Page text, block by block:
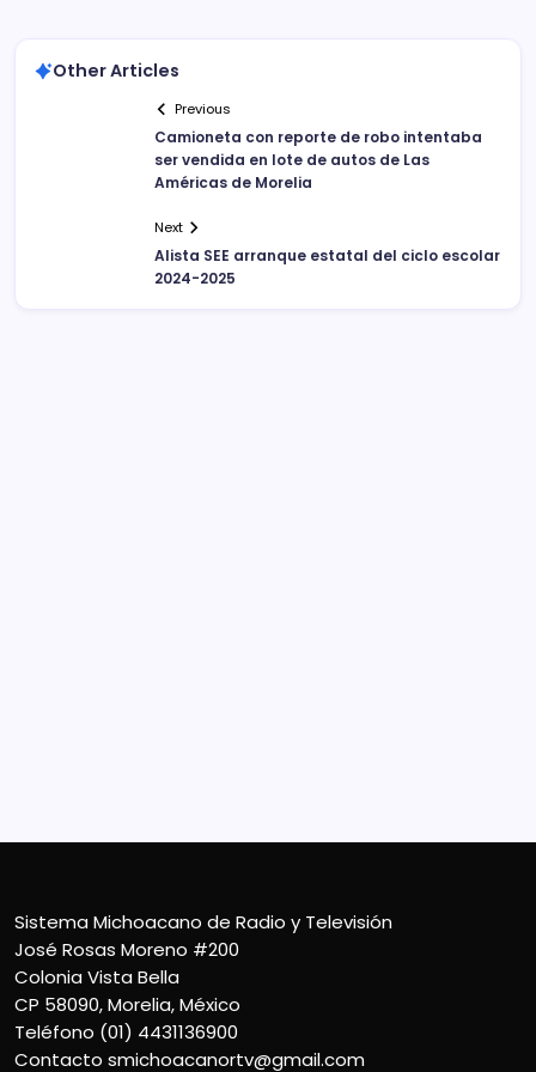
Other Articles
Previous
Camioneta con reporte de robo intentaba
ser vendida en lote de autos de Las
Américas de Morelia
Next
Alista SEE arranque estatal del ciclo escolar
2024-2025
Sistema Michoacano de Radio y Televisión
José Rosas Moreno #200
Colonia Vista Bella
CP 58090, Morelia, México
Teléfono (01) 4431136900
Contacto smichoacanortv@gmail.com